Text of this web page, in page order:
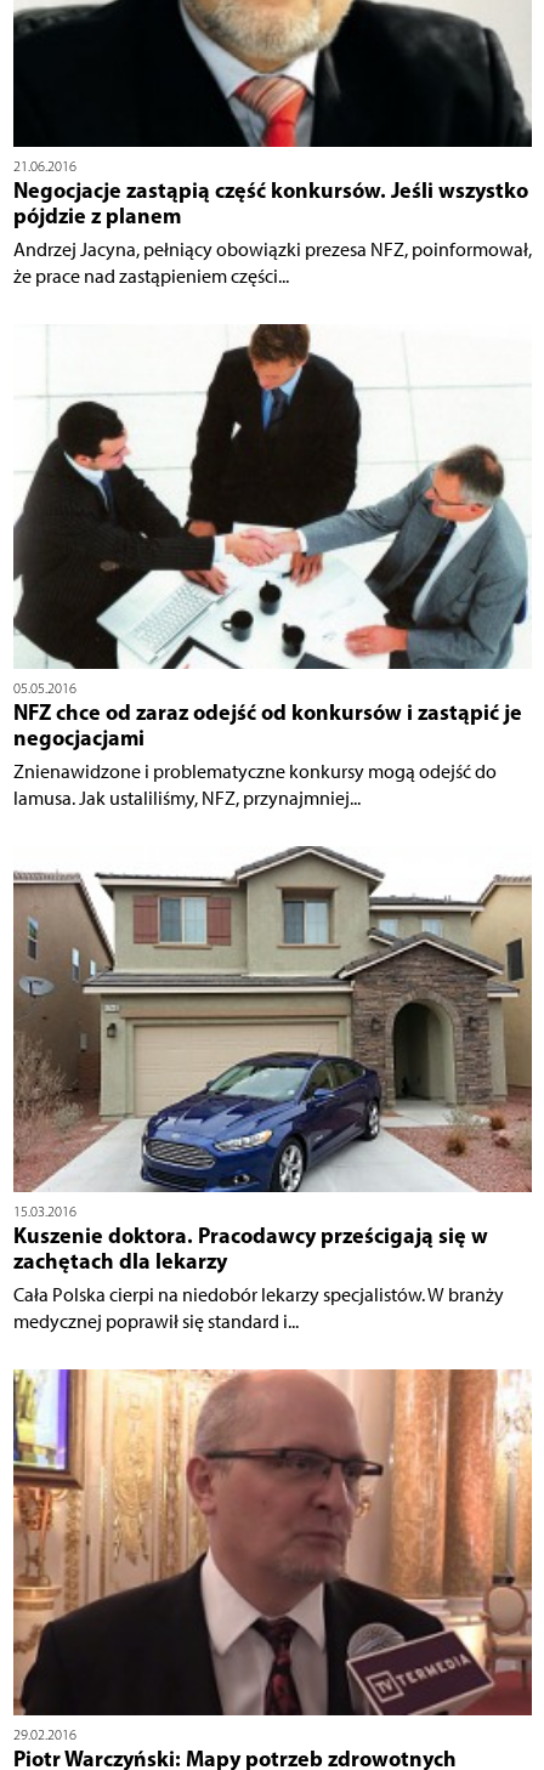
21.06.2016
Negocjacje zastąpią część konkursów. Jeśli wszystko
pójdzie z planem
Andrzej Jacyna, pełniący obowiązki prezesa NFZ, poinformował,
że prace nad zastąpieniem części...
05.05.2016
NFZ chce od zaraz odejść od konkursów i zastąpić je
negocjacjami
Znienawidzone i problematyczne konkursy mogą odejść do
lamusa. Jak ustaliliśmy, NFZ, przynajmniej...
15.03.2016
Kuszenie doktora. Pracodawcy prześcigają się w
zachętach dla lekarzy
Cała Polska cierpi na niedobór lekarzy specjalistów. W branży
medycznej poprawił się standard i...
29.02.2016
Piotr Warczyński: Mapy potrzeb zdrowotnych